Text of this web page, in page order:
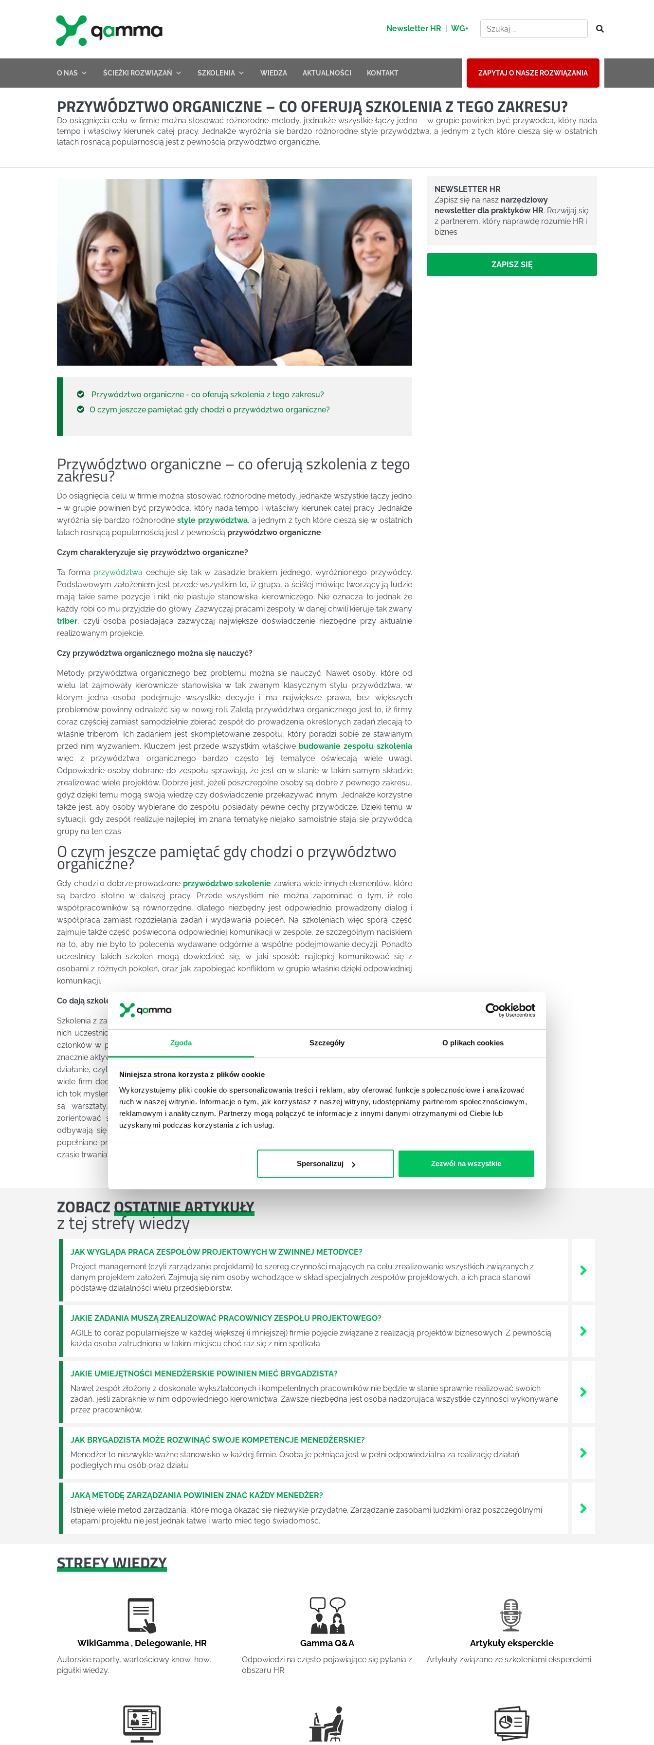
Zgoda Szczegóły O plikach cookies
Niniejsza strona korzysta z plików cookie
Wykorzystujemy pliki cookie do spersonalizowania treści i reklam, aby oferować funkcje społecznościowe i analizować
ruch w naszej witrynie. Informacje o tym, jak korzystasz z naszej witryny, udostępniamy partnerom społecznościowym,
reklamowym i analitycznym. Partnerzy mogą połączyć te informacje z innymi danymi otrzymanymi od Ciebie lub
uzyskanymi podczas korzystania z ich usług.
Spersonalizuj Zezwól na wszystkie
Newsletter HR | WG+
O NAS ŚCIEŻKI ROZWIĄZAŃ SZKOLENIA WIEDZA AKTUALNOŚCI KONTAKT ZAPYTAJ O NASZE ROZWIĄZANIA
PRZYWÓDZTWO ORGANICZNE – CO OFERUJĄ SZKOLENIA Z TEGO ZAKRESU?
Do osiągnięcia celu w firmie można stosować różnorodne metody, jednakże wszystkie łączy jedno – w grupie powinien być przywódca, który nada
tempo i właściwy kierunek całej pracy. Jednakże wyróżnia się bardzo różnorodne style przywództwa, a jednym z tych które cieszą się w ostatnich
latach rosnącą popularnością jest z pewnością przywództwo organiczne.
Przywództwo organiczne - co oferują szkolenia z tego zakresu?
O czym jeszcze pamiętać gdy chodzi o przywództwo organiczne?
Przywództwo organiczne – co oferują szkolenia z tego
zakresu?
Do osiągnięcia celu w firmie można stosować różnorodne metody, jednakże wszystkie łączy jedno
– w grupie powinien być przywódca, który nada tempo i właściwy kierunek całej pracy. Jednakże
wyróżnia się bardzo różnorodne style przywództwa, a jednym z tych które cieszą się w ostatnich
latach rosnącą popularnością jest z pewnością przywództwo organiczne.
Czym charakteryzuje się przywództwo organiczne?
Ta forma przywództwa cechuje się tak w zasadzie brakiem jednego, wyróżnionego przywódcy.
Podstawowym założeniem jest przede wszystkim to, iż grupa, a ściślej mówiąc tworzący ją ludzie
mają takie same pozycje i nikt nie piastuje stanowiska kierowniczego. Nie oznacza to jednak że
każdy robi co mu przyjdzie do głowy. Zazwyczaj pracami zespoły w danej chwili kieruje tak zwany
triber, czyli osoba posiadająca zazwyczaj największe doświadczenie niezbędne przy aktualnie
realizowanym projekcie.
Czy przywództwa organicznego można się nauczyć?
Metody przywództwa organicznego bez problemu można się nauczyć. Nawet osoby, które od
wielu lat zajmowały kierownicze stanowiska w tak zwanym klasycznym stylu przywództwa, w
którym jedna osoba podejmuje wszystkie decyzje i ma największe prawa, bez większych
problemów powinny odnaleźć się w nowej roli. Zaletą przywództwa organicznego jest to, iż firmy
coraz częściej zamiast samodzielnie zbierać zespół do prowadzenia określonych zadań zlecają to
właśnie triberom. Ich zadaniem jest skompletowanie zespołu, który poradzi sobie ze stawianym
przed nim wyzwaniem. Kluczem jest przede wszystkim właściwe budowanie zespołu szkolenia
więc z przywództwa organicznego bardzo często tej tematyce oświecają wiele uwagi.
Odpowiednie osoby dobrane do zespołu sprawiają, że jest on w stanie w takim samym składzie
zrealizować wiele projektów. Dobrze jest, jeżeli poszczególne osoby są dobre z pewnego zakresu,
gdyż dzięki temu mogą swoją wiedzę czy doświadczenie przekazywać innym. Jednakże korzystne
także jest, aby osoby wybierane do zespołu posiadały pewne cechy przywódcze. Dzięki temu w
sytuacji, gdy zespół realizuje najlepiej im znana tematykę niejako samoistnie stają się przywódcą
grupy na ten czas.
O czym jeszcze pamiętać gdy chodzi o przywództwo
organiczne?
Gdy chodzi o dobrze prowadzone przywództwo szkolenie zawiera wiele innych elementów, które
są bardzo istotne w dalszej pracy. Przede wszystkim nie można zapominać o tym, iż role
współpracowników są równorzędne, dlatego niezbędny jest odpowiednio prowadzony dialog i
współpraca zamiast rozdzielania zadań i wydawania poleceń. Na szkoleniach więc sporą część
zajmuje także część poświęcona odpowiedniej komunikacji w zespole, ze szczególnym naciskiem
na to, aby nie było to polecenia wydawane odgórnie a wspólne podejmowanie decyzji. Ponadto
uczestnicy takich szkoleń mogą dowiedzieć się, w jaki sposób najlepiej komunikować się z
osobami z różnych pokoleń, oraz jak zapobiegać konfliktom w grupie właśnie dzięki odpowiedniej
komunikacji.
Co dają szkolenia z przywództwa organicznego?
Szkolenia z zakresu przywództwa organicznego są niezwykle korzystne nie tylko dla osób, które w
nich uczestniczą ale także dla firm, w którym zespoły pracują. Dzięki zaangażowaniu wszystkich
członków w prace zespołu i ich zbiorową odpowiedzialność za efekt, osoby będące w zespole
znacznie aktywniej przystępują do prac nad projektami. To zaś przekłada się na bardziej efektywne
działanie, czyli lepsze wyniki i bardzo często znacznie większy zysk. Nie dziwi więc fakt, że bardzo
wiele firm decyduje się zorganizować tego typu szkolenia dla swoich pracowników, aby zmienić
ich tok myślenia i wprowadzić nowe rozwiązania. Zazwyczaj na tego typu szkoleniach ich częścią
są warsztaty, które przynoszą uczestnikom wiele korzyści. Podczas nich mogą bowiem
zorientować się, jak najskuteczniej wykorzystywać nabyte informacje w praktyce. Warsztaty
odbywają się pod okiem profesjonalistów, co powoduje że na bieżąco mogą oni korygować
popełniane przez uczestników błędy jak również odpowiadać na te pytania, które pojawiły się w
czasie trwania warsztatów.
NEWSLETTER HR
Zapisz się na nasz narzędziowy
newsletter dla praktyków HR. Rozwijaj się
z partnerem, który naprawdę rozumie HR i
biznes
ZAPISZ SIĘ
ZOBACZOSTATNIE ARTYKUŁY
z tej strefy wiedzy
JAK WYGLĄDA PRACA ZESPOŁÓW PROJEKTOWYCH W ZWINNEJ METODYCE?
Project management (czyli zarządzanie projektami) to szereg czynności mających na celu zrealizowanie wszystkich związanych z
danym projektem założeń. Zajmują się nim osoby wchodzące w skład specjalnych zespołów projektowych, a ich praca stanowi
podstawę działalności wielu przedsiębiorstw.
JAKIE ZADANIA MUSZĄ ZREALIZOWAĆ PRACOWNICY ZESPOŁU PROJEKTOWEGO?
AGILE to coraz popularniejsze w każdej większej (i mniejszej) firmie pojęcie związane z realizacją projektów biznesowych. Z pewnością
każda osoba zatrudniona w takim miejscu choć raz się z nim spotkała.
JAKIE UMIEJĘTNOŚCI MENEDŻERSKIE POWINIEN MIEĆ BRYGADZISTA?
Nawet zespół złożony z doskonale wykształconych i kompetentnych pracowników nie będzie w stanie sprawnie realizować swoich
zadań, jeśli zabraknie w nim odpowiedniego kierownictwa. Zawsze niezbędna jest osoba nadzorująca wszystkie czynności wykonywane
przez pracowników.
JAK BRYGADZISTA MOŻE ROZWINĄĆ SWOJE KOMPETENCJE MENEDŻERSKIE?
Menedżer to niezwykle ważne stanowisko w każdej firmie. Osoba je pełniąca jest w pełni odpowiedzialna za realizację działań
podległych mu osób oraz działu.
JAKĄ METODĘ ZARZĄDZANIA POWINIEN ZNAĆ KAŻDY MENEDŻER?
Istnieje wiele metod zarządzania, które mogą okazać się niezwykle przydatne. Zarządzanie zasobami ludzkimi oraz poszczególnymi
etapami projektu nie jest jednak łatwe i warto mieć tego świadomość.
STREFY WIEDZY
WikiGamma , Delegowanie, HR
Autorskie raporty, wartościowy know-how,
pigułki wiedzy.
Gamma Q&A
Odpowiedzi na często pojawiające się pytania z
obszaru HR.
Artykuły eksperckie
Artykuły związane ze szkoleniami eksperckimi.